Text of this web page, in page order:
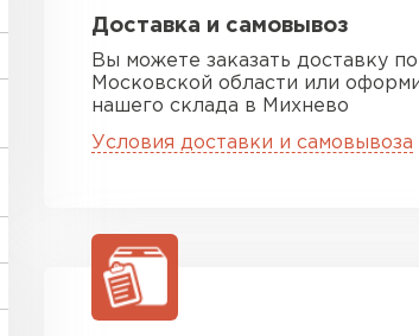
Доставка и самовывоз
Вы можете заказать доставку
Московской области или
нашего склада в Михнево
Условия доставки и самовывоза
Утеплитель Paroc
ПЕРЕЙТИ